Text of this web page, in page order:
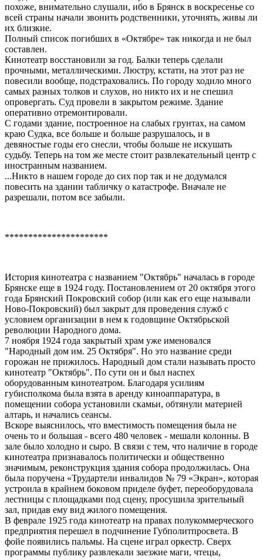
похоже, внимательно слушали, ибо в Брянск в воскресенье со
всей страны начали звонить родственники, уточнять, живы ли
их близкие.
Полный список погибших в «Октябре» так никогда и не был
составлен.
Кинотеатр восстановили за год. Балки теперь сделали
прочными, металлическими. Люстру, кстати, на этот раз не
повесили вообще, подстраховались. По городу ходило много
самых разных толков и слухов, но никто их и не спешил
опровергать. Суд провели в закрытом режиме. Здание
оперативно отремонтировали.
С годами здание, построенное на слабых грунтах, на самом
краю Судка, все больше и больше разрушалось, и в
девяностые годы его снесли, чтобы больше не искушать
судьбу. Теперь на том же месте стоит развлекательный центр с
иностранным названием.
...Никто в нашем городе до сих пор так и не додумался
повесить на здании табличку о катастрофе. Вначале не
разрешали, потом все забыли.
**********************
История кинотеатра с названием "Октябрь" началась в городе
Брянске еще в 1924 году. Постановлением от 20 октября этого
года Брянский Покровский собор (или как его еще называли
Ново-Покровский) был закрыт для проведения служб с
условием организации в нем к годовщине Октябрьской
революции Народного дома.
7 ноября 1924 года закрытый храм уже именовался
"Народный дом им. 25 Октября". Но это название среди
горожан не прижилось. Народный дом стали называть просто
кинотеатр "Октябрь". По сути он и был наспех
оборудованным кинотеатром. Благодаря усилиям
губисполкома была взята в аренду киноаппаратура, в
помещении собора установили скамьи, обтянули материей
алтарь, и начались сеансы.
Вскоре выяснилось, что вместимость помещения была не
очень то и большая - всего 480 человек - мешали колонны. В
зале было холодно и сыро. В связи с тем, что наличие в городе
кинотеатра признавалось политически и общественно
значимым, реконструкция здания собора продолжилась. Она
была поручена «Трудартели инвалидов № 79 «Экран», которая
устроила в крайнем боковом приделе буфет, переоборудовала
лестницы с площадками под сцену, просушила зрительный
зал, придав ему вид жилого помещения.
В феврале 1925 года кинотеатр на правах полукоммерческого
предприятия перешел в подчинение Губполитпросвета. В
фойе появились пальмы. На сцене играл оркестр. Сверх
программы публику развлекали заезжие маги, чтецы,